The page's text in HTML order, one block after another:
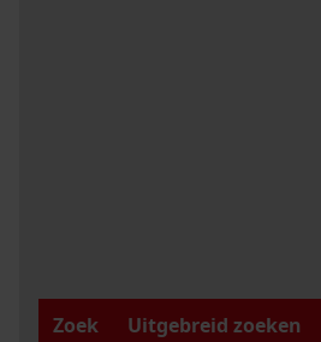
Zoek
Uitgebreid zoeken